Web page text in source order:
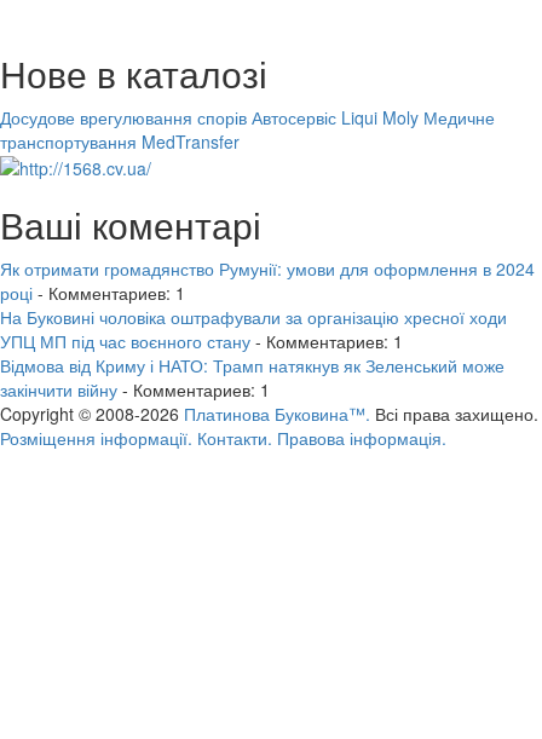
Нове в каталозі
Досудове врегулювання спорів Автосервіс Liqui Moly Медичне
транспортування MedTransfer
Ваші коментарі
Як отримати громадянство Румунії: умови для оформлення в 2024
році - Комментариев: 1
На Буковині чоловіка оштрафували за організацію хресної ходи
УПЦ МП під час воєнного стану - Комментариев: 1
Відмова від Криму і НАТО: Трамп натякнув як Зеленський може
закінчити війну - Комментариев: 1
Copyright © 2008-2026 Платинова Буковина™. Всі права захищено.
Розміщення інформації. Контакти. Правова інформація.